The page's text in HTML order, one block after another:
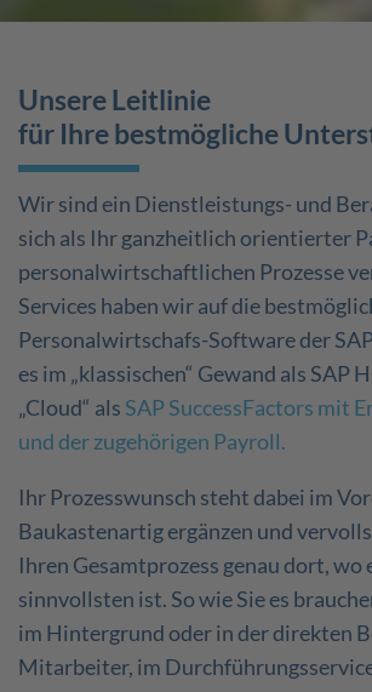
Unsere Leitlinie
für Ihre bestmögliche
Wir sind ein Dienstleistungs- und
sich als Ihr ganzheitlich orientierter
personalwirtschaftlichen Prozesse
Services haben wir auf die
Personalwirtschafs-Software der
es im „klassischen“ Gewand als SAP
„Cloud“ als SAP SuccessFactors mit
und der zugehörigen Payroll.
Ihr Prozesswunsch steht dabei im
Baukastenartig ergänzen und
Ihren Gesamtprozess genau dort, wo
sinnvollsten ist. So wie Sie es
im Hintergrund oder in der direkten
Mitarbeiter, im